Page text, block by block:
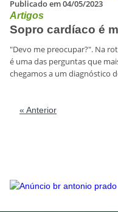
Publicado em 04/05/2023
Artigos
Sopro cardíaco é
"Devo me preocupar?". Na
é uma das perguntas que
chegamos a um diagnóstico
« Anterior